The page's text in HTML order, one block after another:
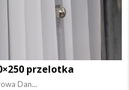
przelotka
Dan...